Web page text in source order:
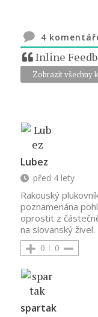
4
Inline
Zobrazit všechny
Lubez
před 4 lety
Rakouský
poznamenána
oprostit z
na slovanský živel.
0 0
spartak